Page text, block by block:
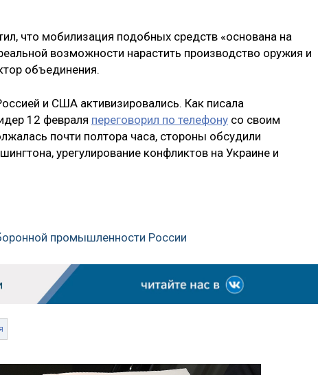
что мобилизация подобных средств «основана на
возможности нарастить производство оружия и
объединения.
и США активизировались. Как писала
12 февраля переговорил по телефону со своим
почти полтора часа, стороны обсудили
урегулирование конфликтов на Украине и
промышленности России